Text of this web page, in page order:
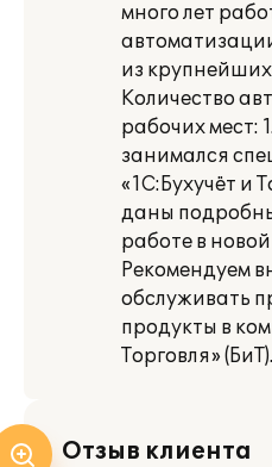
много лет
из
Количество
рабочих мест:
занимался
«1С:Бухучёт и
даны
работе в
Рекомендуем
обслуживать
продукты в
Торговля» (БиТ).
Отзыв клиента